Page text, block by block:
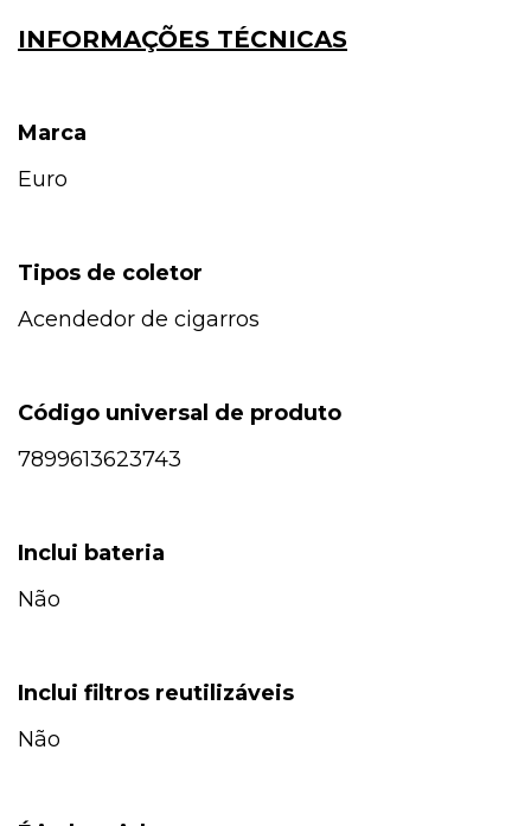
INFORMAÇÕES TÉCNICAS
Marca
Euro
Tipos de coletor
Acendedor de cigarros
Código universal de produto
7899613623743
Inclui bateria
Não
Inclui filtros reutilizáveis
Não